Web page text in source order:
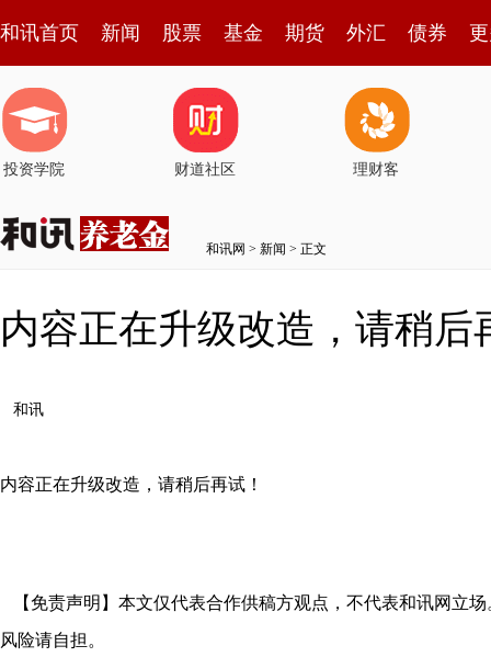
和讯首页 新闻 股票 基金 期货 外汇 债券
投资学院 财道社区 理财客
和讯网 > 新闻 > 正文
内容正在升级改造，请稍后
和讯
内容正在升级改造，请稍后再试！
【免责声明】本文仅代表合作供稿方观点，不代表和讯网立
风险请自担。